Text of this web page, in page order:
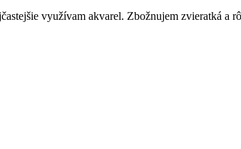
využívam akvarel. Zbožnujem zvieratká a